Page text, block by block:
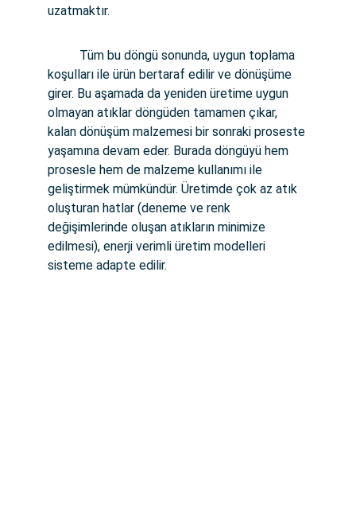
uzatmaktır.
koşulları ile ürün bertaraf edilir ve dönüşüme
girer. Bu aşamada da yeniden üretime uygun
olmayan atıklar döngüden tamamen çıkar,
kalan dönüşüm malzemesi bir sonraki proseste
yaşamına devam eder. Burada döngüyü hem
prosesle hem de malzeme kullanımı ile
geliştirmek mümkündür. Üretimde çok az atık
oluşturan hatlar (deneme ve renk
değişimlerinde oluşan atıkların minimize
edilmesi), enerji verimli üretim modelleri
sisteme adapte edilir.